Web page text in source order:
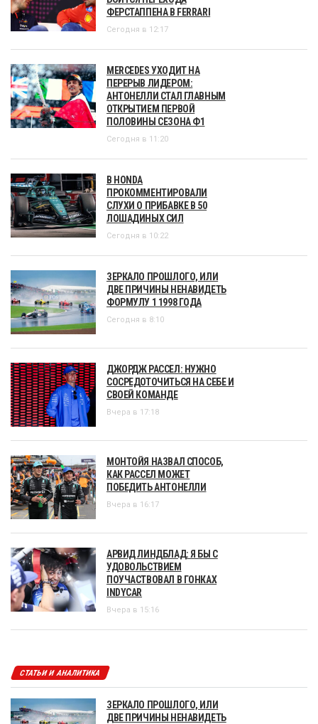
ФЕРСТАППЕНА В FERRARI
Сегодня в 12:17
MERCEDES УХОДИТ НА
ПЕРЕРЫВ ЛИДЕРОМ:
АНТОНЕЛЛИ СТАЛ ГЛАВНЫМ
ОТКРЫТИЕМ ПЕРВОЙ
ПОЛОВИНЫ СЕЗОНА Ф1
Сегодня в 11:20
В HONDA
ПРОКОММЕНТИРОВАЛИ
СЛУХИ О ПРИБАВКЕ В 50
ЛОШАДИНЫХ СИЛ
Сегодня в 10:22
ЗЕРКАЛО ПРОШЛОГО, ИЛИ
ДВЕ ПРИЧИНЫ НЕНАВИДЕТЬ
ФОРМУЛУ 1 1998 ГОДА
Сегодня в 8:10
ДЖОРДЖ РАССЕЛ: НУЖНО
СОСРЕДОТОЧИТЬСЯ НА СЕБЕ И
СВОЕЙ КОМАНДЕ
Вчера в 17:18
МОНТОЙЯ НАЗВАЛ СПОСОБ,
КАК РАССЕЛ МОЖЕТ
ПОБЕДИТЬ АНТОНЕЛЛИ
Вчера в 16:17
АРВИД ЛИНДБЛАД: Я БЫ С
УДОВОЛЬСТВИЕМ
ПОУЧАСТВОВАЛ В ГОНКАХ
INDYCAR
Вчера в 15:16
СТАТЬИ И АНАЛИТИКА
ЗЕРКАЛО ПРОШЛОГО, ИЛИ
ДВЕ ПРИЧИНЫ НЕНАВИДЕТЬ